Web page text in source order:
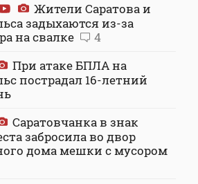
Жители Саратова и
задыхаются из-за
на свалке
4
При атаке БПЛА на
пострадал 16-летний
Саратовчанка в знак
забросила во двор
дома мешки с мусором